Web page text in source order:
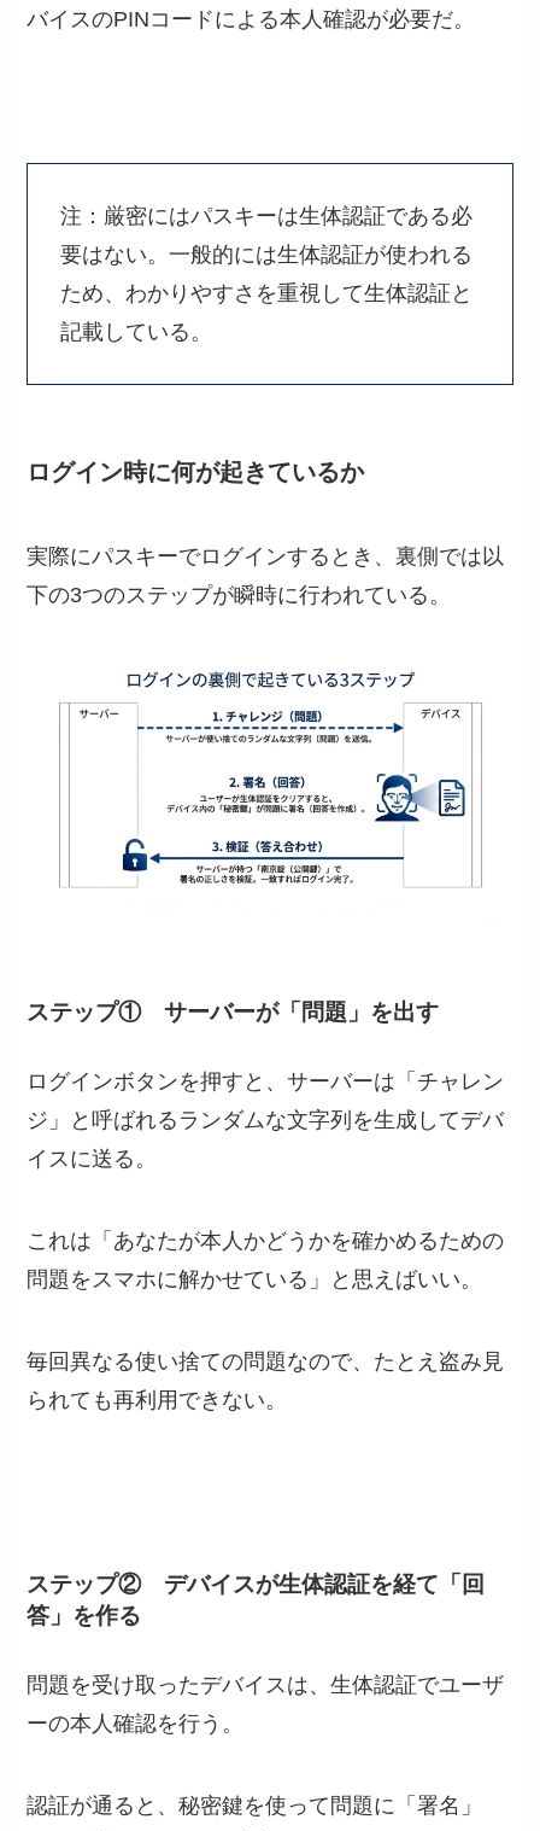
バイスのPINコードによる本人確認が必要だ。
注：厳密にはパスキーは生体認証である必
要はない。一般的には生体認証が使われる
ため、わかりやすさを重視して生体認証と
記載している。
ログイン時に何が起きているか
実際にパスキーでログインするとき、裏側では以
下の3つのステップが瞬時に行われている。
ステップ① サーバーが「問題」を出す
ログインボタンを押すと、サーバーは「チャレン
ジ」と呼ばれるランダムな文字列を生成してデバ
イスに送る。
これは「あなたが本人かどうかを確かめるための
問題をスマホに解かせている」と思えばいい。
毎回異なる使い捨ての問題なので、たとえ盗み見
られても再利用できない。
ステップ② デバイスが生体認証を経て「回
答」を作る
問題を受け取ったデバイスは、生体認証でユーザ
ーの本人確認を行う。
認証が通ると、秘密鍵を使って問題に「署名」